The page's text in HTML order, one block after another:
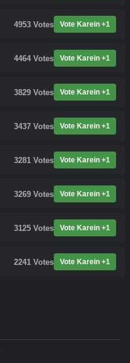
4953 Votes Vote Karein +1
4464 Votes Vote Karein +1
3829 Votes Vote Karein +1
3437 Votes Vote Karein +1
3281 Votes Vote Karein +1
3269 Votes Vote Karein +1
3125 Votes Vote Karein +1
2241 Votes Vote Karein +1